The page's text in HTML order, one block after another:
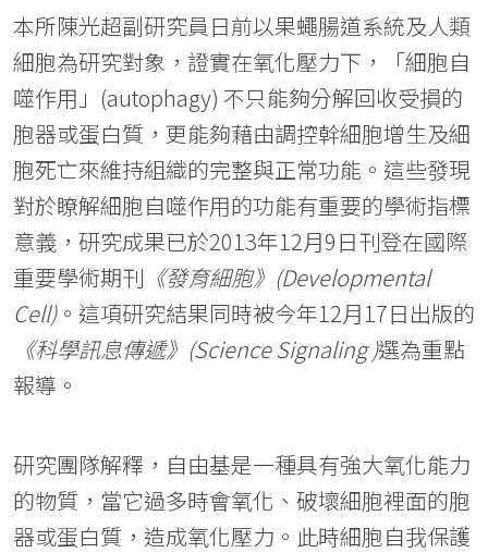
本所陳光超副研究員日前以果蠅腸道系統及人類
細胞為研究對象，證實在氧化壓力下，「細胞自
噬作用」(autophagy) 不只能夠分解回收受損的
胞器或蛋白質，更能夠藉由調控幹細胞增生及細
胞死亡來維持組織的完整與正常功能。這些發現
對於瞭解細胞自噬作用的功能有重要的學術指標
意義，研究成果已於2013年12月9日刊登在國際
重要學術期刊 《發育細胞》(Developmental
Cell)。這項研究結果同時被今年12月17日出版的
《科學訊息傳遞》(Science Signaling )選為重點
報導。
研究團隊解釋，自由基是一種具有強大氧化能力
的物質，當它過多時會氧化、破壞細胞裡面的胞
器或蛋白質，造成氧化壓力。此時細胞自我保護